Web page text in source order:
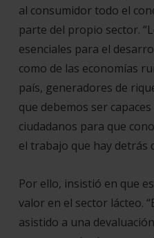
al consumidor todo el
parte del propio sector. “
esenciales para el
como de las economías
país, generadores de
que debemos ser
ciudadanos para que
el trabajo que hay detrás
Por ello, insistió en que
valor en el sector lácteo. “
asistido a una